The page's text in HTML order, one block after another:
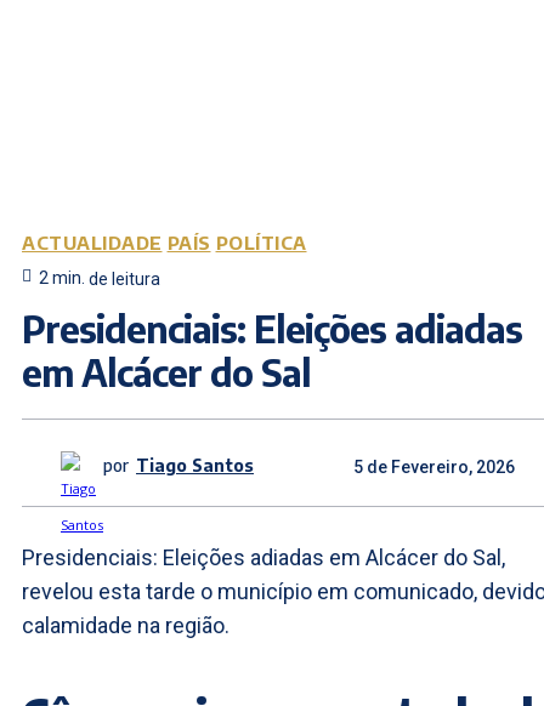
ACTUALIDADE PAÍS POLÍTICA
2min. de leitura
Presidenciais: Eleições adiadas
em Alcácer do Sal
por Tiago Santos 5 de Fevereiro, 2026
Presidenciais: Eleições adiadas em Alcácer do Sal,
revelou esta tarde o município em comunicado,
calamidade na região.